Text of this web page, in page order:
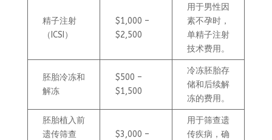
精子注射
（ICSI）
$1,000 –
$2,500
用于男性因
素不孕时，
单精子注射
技术费用。
胚胎冷冻和
解冻
$500 –
$1,500
冷冻胚胎存
储和后续解
冻的费用。
胚胎植入前
遗传筛查
$3,000 –
用于筛查遗
传疾病，确